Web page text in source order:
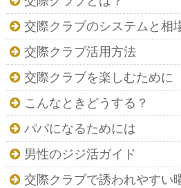
交際クラブのシステムと相
交際クラブ活用方法
交際クラブを楽しむために
こんなときどうする？
パパになるためには
男性のジジ活ガイド
交際クラブで誘われやすい